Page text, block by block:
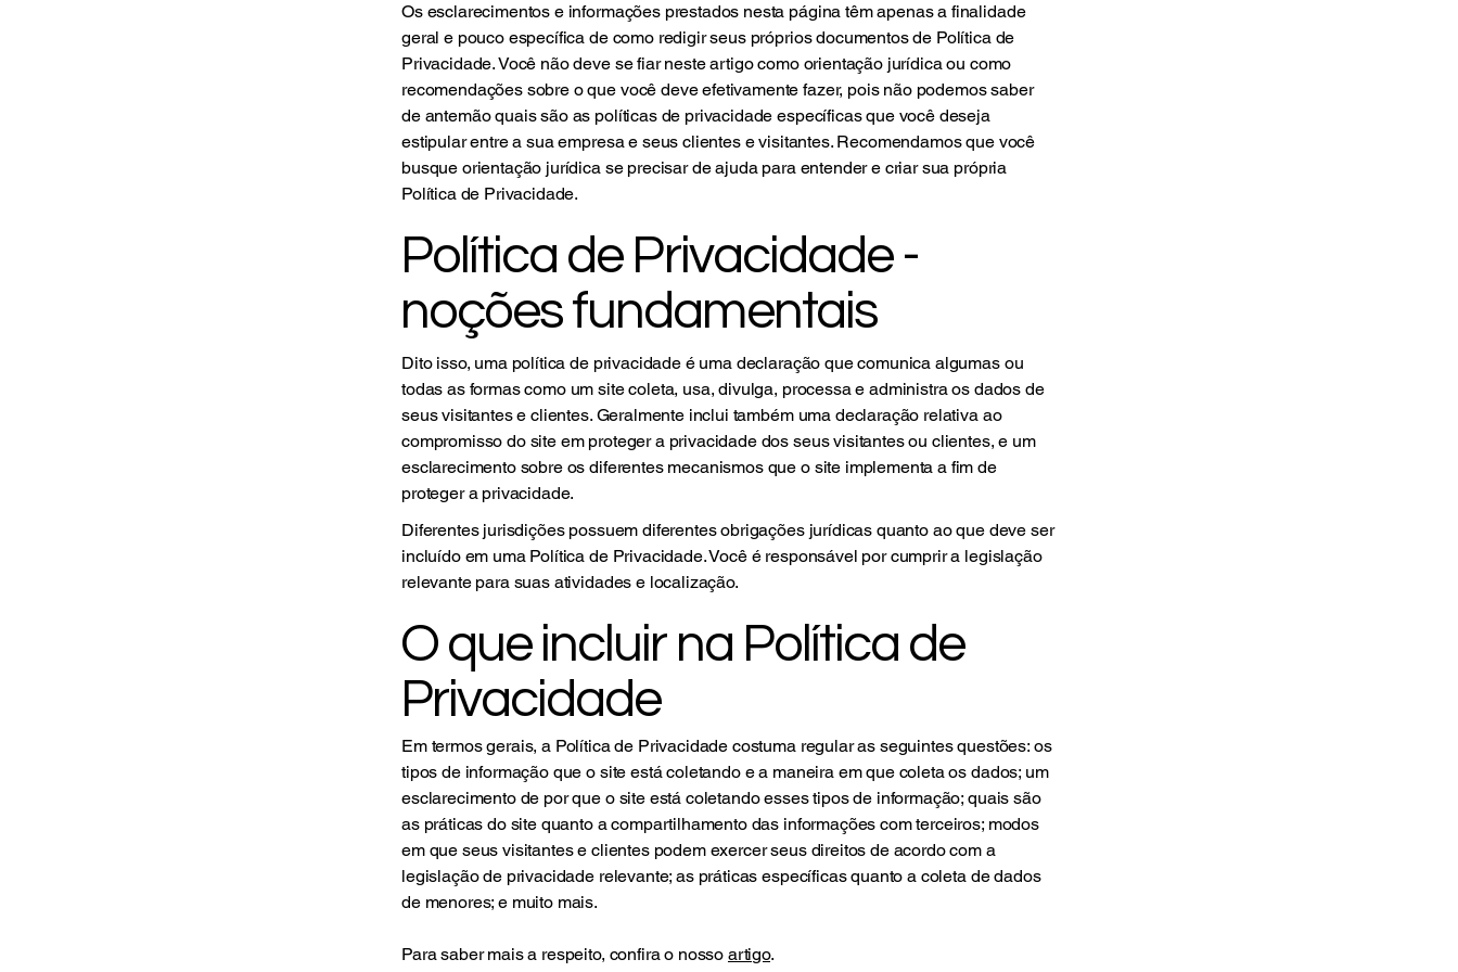
Os esclarecimentos e informações prestados nesta página têm apenas a finalidade
geral e pouco específica de como redigir seus próprios documentos de Política de
Privacidade. Você não deve se fiar neste artigo como orientação jurídica ou como
recomendações sobre o que você deve efetivamente fazer, pois não podemos saber
de antemão quais são as políticas de privacidade específicas que você deseja
estipular entre a sua empresa e seus clientes e visitantes. Recomendamos que você
busque orientação jurídica se precisar de ajuda para entender e criar sua própria
Política de Privacidade.
Política de Privacidade -
noções fundamentais
Dito isso, uma política de privacidade é uma declaração que comunica algumas ou
todas as formas como um site coleta, usa, divulga, processa e administra os dados de
seus visitantes e clientes. Geralmente inclui também uma declaração relativa ao
compromisso do site em proteger a privacidade dos seus visitantes ou clientes, e um
esclarecimento sobre os diferentes mecanismos que o site implementa a fim de
proteger a privacidade.
Diferentes jurisdições possuem diferentes obrigações jurídicas quanto ao que deve ser
incluído em uma Política de Privacidade. Você é responsável por cumprir a legislação
relevante para suas atividades e localização.
O que incluir na Política de
Privacidade
Em termos gerais, a Política de Privacidade costuma regular as seguintes questões: os
tipos de informação que o site está coletando e a maneira em que coleta os dados; um
esclarecimento de por que o site está coletando esses tipos de informação; quais são
as práticas do site quanto a compartilhamento das informações com terceiros; modos
em que seus visitantes e clientes podem exercer seus direitos de acordo com a
legislação de privacidade relevante; as práticas específicas quanto a coleta de dados
de menores; e muito mais.
Para saber mais a respeito, confira o nosso artigo.